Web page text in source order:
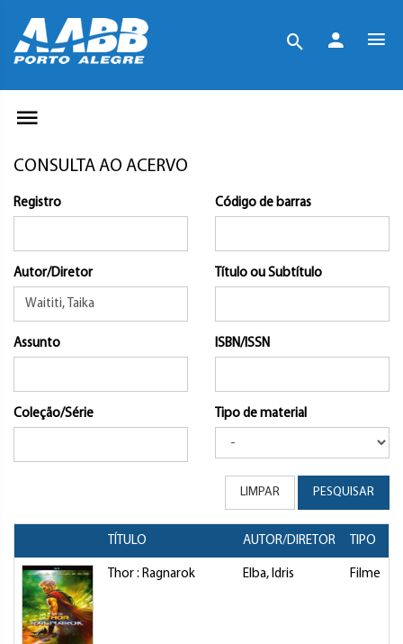
CONSULTA AO ACERVO
Registro Código de barras
Autor/Diretor Título ou Subtítulo
Assunto ISBN/ISSN
Coleção/Série Tipo de material
LIMPAR PESQUISAR
TÍTULO AUTOR/DIRETOR TIPO
Thor : Ragnarok Elba, Idris Filme